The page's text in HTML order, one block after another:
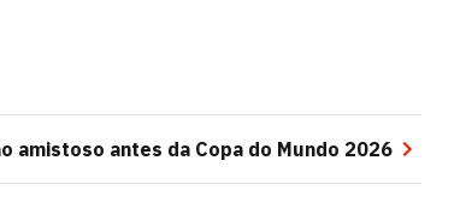
amistoso antes da Copa do Mundo 2026